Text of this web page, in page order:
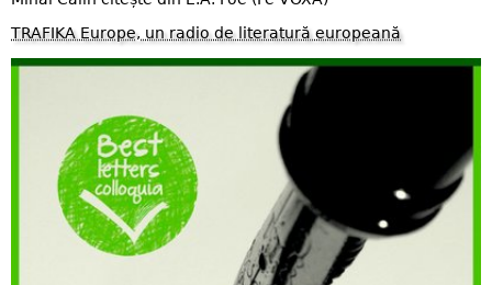
TRAFIKA Europe, un radio de literatură europeană